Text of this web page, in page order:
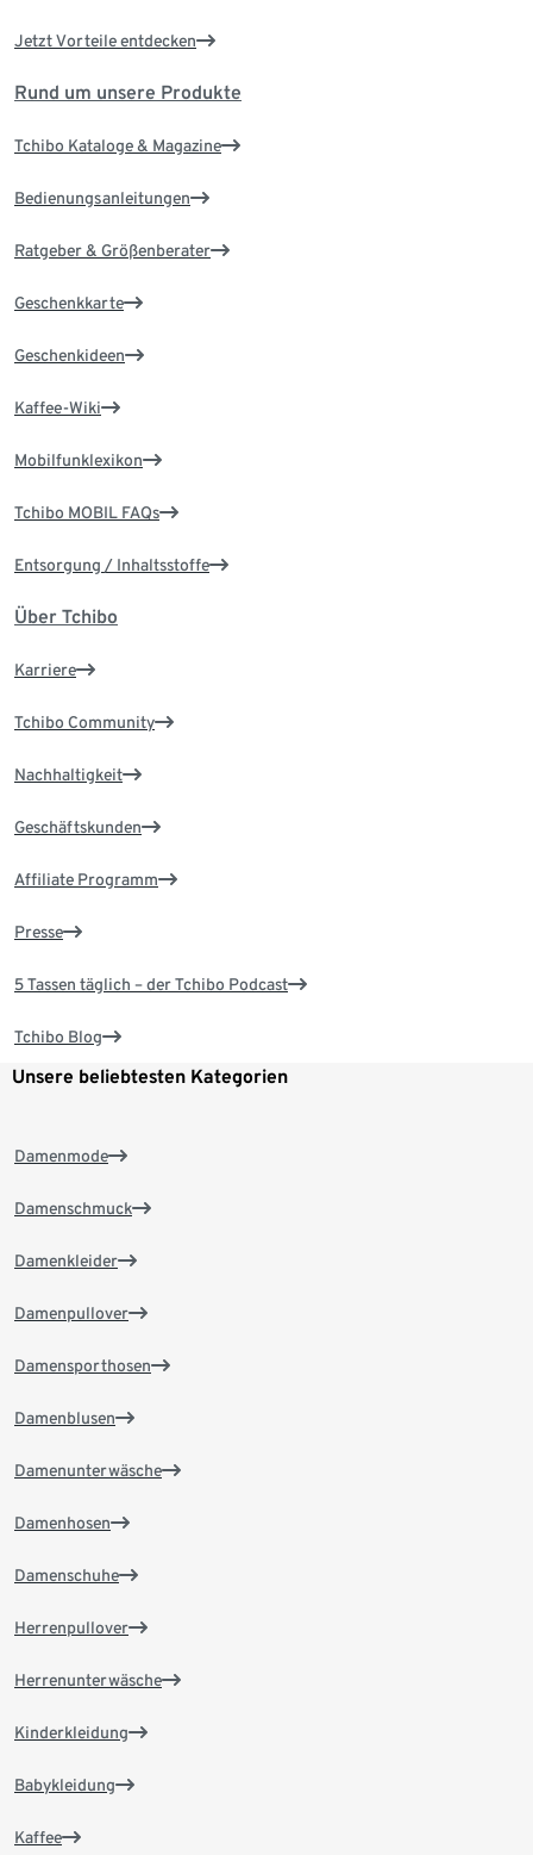
Jetzt Vorteile entdecken
Rund um unsere Produkte
Tchibo Kataloge & Magazine
Bedienungsanleitungen
Ratgeber & Größenberater
Geschenkkarte
Geschenkideen
Kaffee-Wiki
Mobilfunklexikon
Tchibo MOBIL FAQs
Entsorgung / Inhaltsstoffe
Über Tchibo
Karriere
Tchibo Community
Nachhaltigkeit
Geschäftskunden
Affiliate Programm
Presse
5 Tassen täglich – der Tchibo Podcast
Tchibo Blog
Unsere beliebtesten Kategorien
Damenmode
Damenschmuck
Damenkleider
Damenpullover
Damensporthosen
Damenblusen
Damenunterwäsche
Damenhosen
Damenschuhe
Herrenpullover
Herrenunterwäsche
Kinderkleidung
Babykleidung
Kaffee